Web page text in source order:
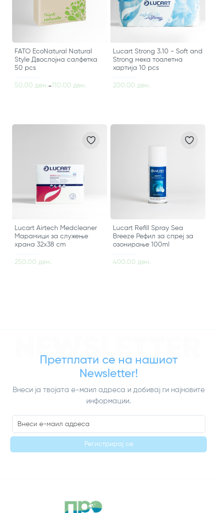
FATO EcoNatural Natural
Style Двослојна салфетка
50 pcs
50.00 ден.-110.00 ден.
Lucart Strong 3.10 - Soft and
Strong мека тоалетна
хартија 10 pcs
200.00 ден.
Lucart Airtech Medcleaner
Марамици за служење
храна 32x38 cm
250.00 ден.
Lucart Refill Spray Sea
Breeze Рефил за спреј за
озонирање 100ml
400.00 ден.
NEWSLETTER
Претплати се на нашиот
Newsletter!
Внеси ја твојата е-маил адреса и добивај ги најновите
информации.
Регистрирај се